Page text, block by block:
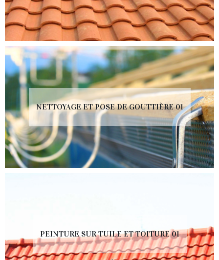
NETTOYAGE ET POSE DE GOUTTIÈRE 01
PEINTURE SUR TUILE ET TOITURE 01